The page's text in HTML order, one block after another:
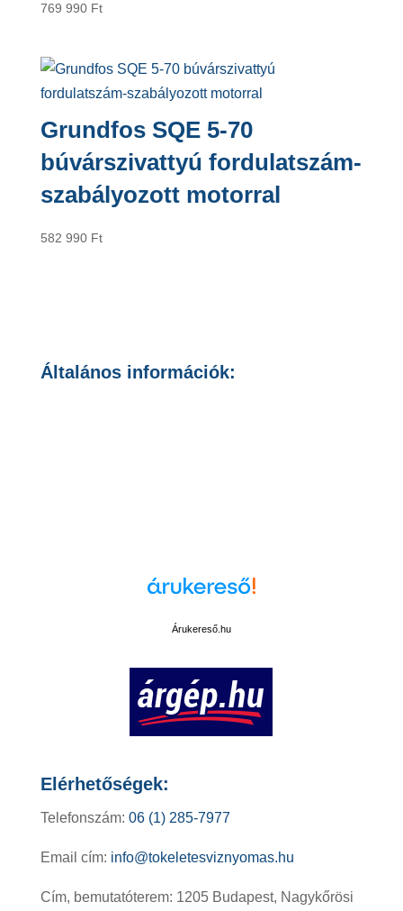
769 990 Ft
Grundfos SQE 5-70
búvárszivattyú fordulatszám-
szabályozott motorral
582 990 Ft
Általános információk:
Árukereső.hu
Elérhetőségek:
Telefonszám: 06 (1) 285-7977
Email cím: info@tokeletesviznyomas.hu
Cím, bemutatóterem: 1205 Budapest, Nagykőrösi